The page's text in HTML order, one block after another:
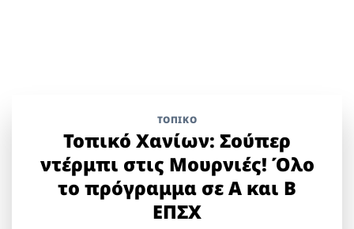
ΤΟΠΙΚΌ
Τοπικό Χανίων: Σούπερ
ντέρμπι στις Μουρνιές! Όλο
το πρόγραμμα σε Α και Β
ΕΠΣΧ